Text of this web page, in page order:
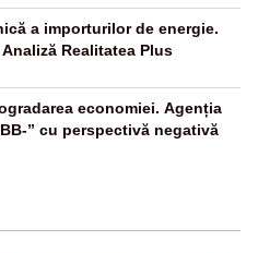
a importurilor de energie.
Realitatea Plus
economiei. Agenția
” cu perspectivă negativă